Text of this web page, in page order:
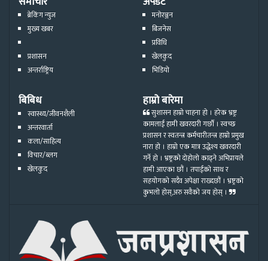
ब्रेकिंग न्युज
मुख्य खबर
प्रशासन
अन्तर्राष्ट्रिय
मनोरञ्जन
बिजनेस
प्रविधि
खेलकुद
भिडियो
बिबिध
स्वास्थ्य/जीवनशैली
अन्तरवार्ता
कला/साहित्य
विचार/ब्लग
खेलकुद
हाम्रो बारेमा
सुशासन हाम्रो चाहना हो । हरेक भ्रष्ट्र
कामलाई हामी खवरदारी गर्छौ । स्वच्छ
प्रशासन र स्वतन्त्र कर्मचारीतन्त्र हाम्रो प्रमुख
नारा हो । हाम्रो एक मात्र उद्धेश्य खवरदारी
गर्ने हो । भ्रष्ट्रको दोहोलो काढ्ने अभिप्रायले
हामी आएका छौं । तपाईको साथ र
सहयोगको सदैव अपेक्षा राख्दछौं । भ्रष्ट्रको
कुभलो होस्,अरु सवैको जय होस् ।